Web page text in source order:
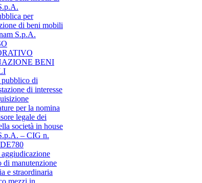
per
di beni mobili
S.p.A.
BENI
di
di interesse
per la nomina
legale dei
società in house
– CIG n.
di manutenzione
e straordinaria
mezzi in